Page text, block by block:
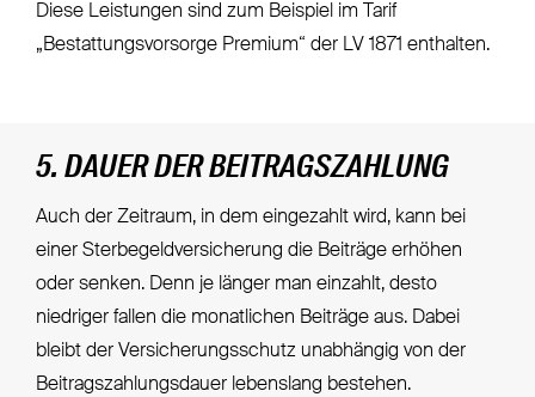
Diese Leistungen sind zum Beispiel im Tarif
„Bestattungsvorsorge Premium“ der LV 1871 enthalten.
5. DAUER DER BEITRAGSZAHLUNG
Auch der Zeitraum, in dem eingezahlt wird, kann bei
einer Sterbegeldversicherung die Beiträge erhöhen
oder senken. Denn je länger man einzahlt, desto
niedriger fallen die monatlichen Beiträge aus. Dabei
bleibt der Versicherungsschutz unabhängig von der
Beitragszahlungsdauer lebenslang bestehen.